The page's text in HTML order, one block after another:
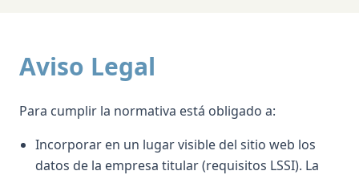
Aviso Legal
Para cumplir la normativa está obligado a:
Incorporar en un lugar visible del sitio web los
datos de la empresa titular (requisitos LSSI). La